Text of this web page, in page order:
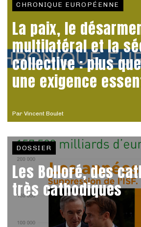
Par Vincent Boulet
CHRONIQUE EUROPÉENNE
La paix, le
multilatéral et la
collective : plus
une exigence
DOSSIER
Les Bolloré, des
très cathodiques